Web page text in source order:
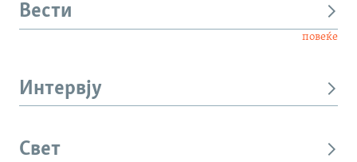
Вести
повеќе
Интервју
Свет